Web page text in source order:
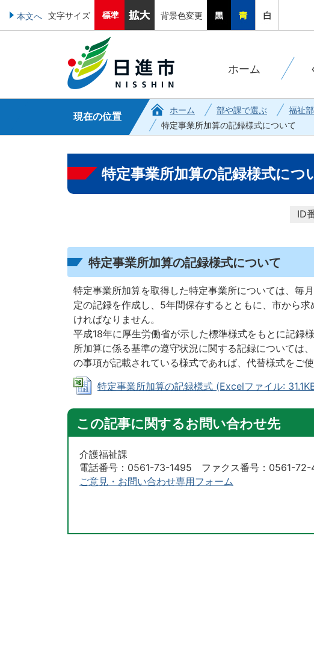
本文へ 文字サイズ 背景色変更
ホーム
現在の位置
ホーム 部や課で選ぶ 福祉部
特定事業所加算の記録様式について
特定事業所加算の記録様式につ
ID
特定事業所加算の記録様式について
特定事業所加算を取得した特定事業所については、毎
定の記録を作成し、5年間保存するとともに、市から
ければなりません。
平成18年に厚生労働省が示した標準様式をもとに記録
所加算に係る基準の遵守状況に関する記録については
の事項が記載されている様式であれば、代替様式をご
特定事業所加算の記録様式 (Excelファイル:
この記事に関するお問い合わせ先
介護福祉課
電話番号：0561-73-1495 ファクス番号：0561-
ご意見・お問い合わせ専用フォーム